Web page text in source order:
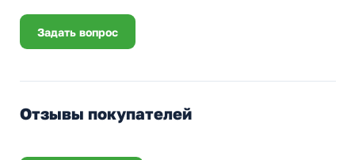
Задать вопрос
Отзывы покупателей